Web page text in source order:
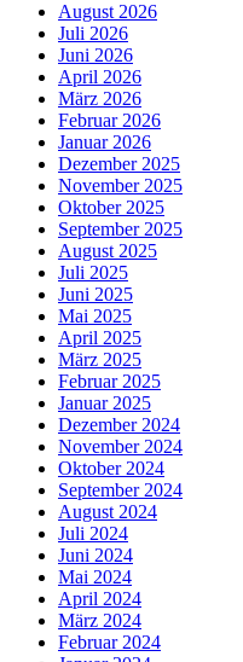
August 2026
Juli 2026
Juni 2026
April 2026
März 2026
Februar 2026
Januar 2026
Dezember 2025
November 2025
Oktober 2025
September 2025
August 2025
Juli 2025
Juni 2025
Mai 2025
April 2025
März 2025
Februar 2025
Januar 2025
Dezember 2024
November 2024
Oktober 2024
September 2024
August 2024
Juli 2024
Juni 2024
Mai 2024
April 2024
März 2024
Februar 2024